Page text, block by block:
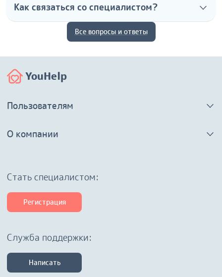
Как связаться со специалистом?
Все вопросы и ответы
YouHelp
Пользователям
О компании
Cтать специалистом:
Регистрация
Служба поддержки:
Написать